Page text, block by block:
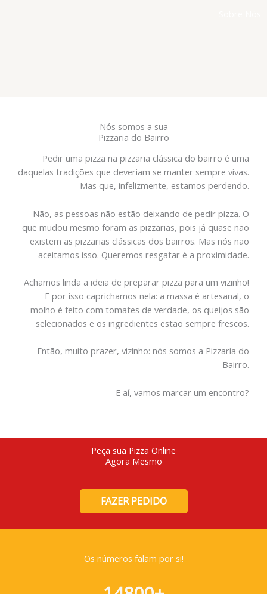
Nós somos a sua
Pizzaria do Bairro
Pedir uma pizza na pizzaria clássica do bairro é uma
daquelas tradições que deveriam se manter sempre vivas.
Mas que, infelizmente, estamos perdendo.
Não, as pessoas não estão deixando de pedir pizza. O
que mudou mesmo foram as pizzarias, pois já quase não
existem as pizzarias clássicas dos bairros. Mas nós não
aceitamos isso. Queremos resgatar é a proximidade.
Achamos linda a ideia de preparar pizza para um vizinho!
E por isso caprichamos nela: a massa é artesanal, o
molho é feito com tomates de verdade, os queijos são
selecionados e os ingredientes estão sempre frescos.
Então, muito prazer, vizinho: nós somos a Pizzaria do
Bairro.
E aí, vamos marcar um encontro?
Peça sua Pizza Online
Agora Mesmo
FAZER PEDIDO
Os números falam por si!